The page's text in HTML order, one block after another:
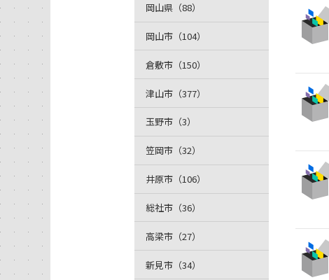
岡山県（88）
岡山市（104）
倉敷市（150）
津山市（377）
玉野市（3）
笠岡市（32）
井原市（106）
総社市（36）
高梁市（27）
新見市（34）